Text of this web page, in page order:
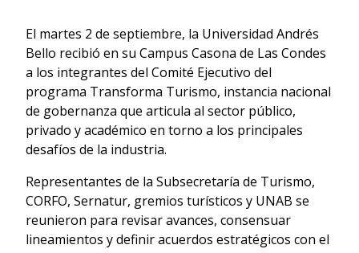
El martes 2 de septiembre, la Universidad Andrés
Bello recibió en su Campus Casona de Las Condes
a los integrantes del Comité Ejecutivo del
programa Transforma Turismo, instancia nacional
de gobernanza que articula al sector público,
privado y académico en torno a los principales
desafíos de la industria.
Representantes de la Subsecretaría de Turismo,
CORFO, Sernatur, gremios turísticos y UNAB se
reunieron para revisar avances, consensuar
lineamientos y definir acuerdos estratégicos con el